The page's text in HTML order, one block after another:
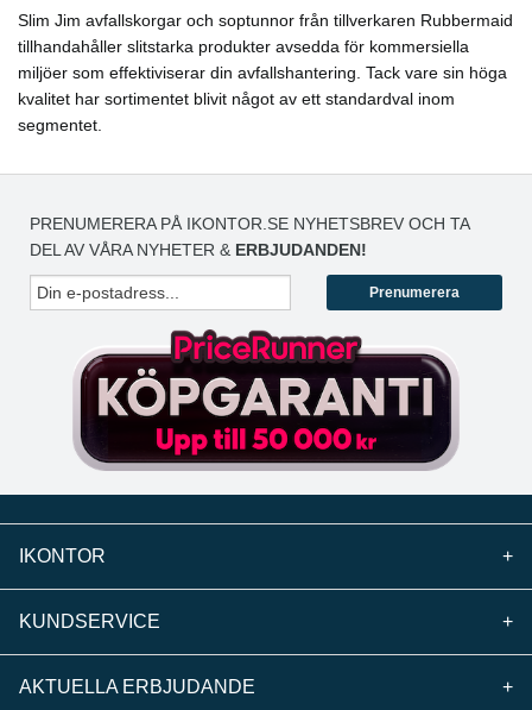
Slim Jim avfallskorgar och soptunnor från tillverkaren Rubbermaid
tillhandahåller slitstarka produkter avsedda för kommersiella
miljöer som effektiviserar din avfallshantering. Tack vare sin höga
kvalitet har sortimentet blivit något av ett standardval inom
segmentet.
PRENUMERERA PÅ IKONTOR.SE NYHETSBREV OCH TA
DEL AV VÅRA NYHETER & ERBJUDANDEN!
Prenumerera
IKONTOR +
KUNDSERVICE +
AKTUELLA ERBJUDANDE +